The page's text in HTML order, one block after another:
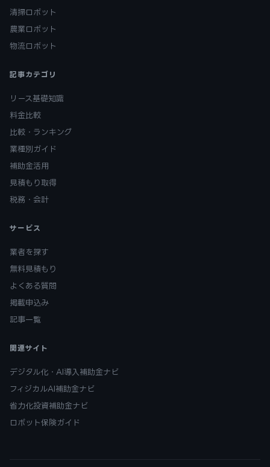
清掃ロボット
農業ロボット
物流ロボット
記事カテゴリ
リース基礎知識
料金比較
比較・ランキング
業種別ガイド
補助金活用
見積もり取得
税務・会計
サービス
業者を探す
無料見積もり
よくある質問
掲載申込み
記事一覧
関連サイト
デジタル化・AI導入補助金ナビ
フィジカルAI補助金ナビ
省力化投資補助金ナビ
ロボット保険ガイド